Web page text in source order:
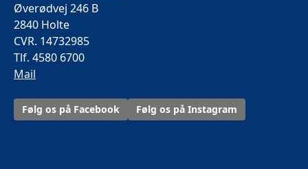
Øverødvej 246 B
2840 Holte
CVR. 14732985
Tlf. 4580 6700
Mail
Følg os på Facebook Følg os på Instagram